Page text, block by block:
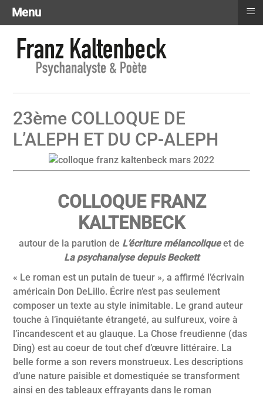
23ème COLLOQUE DE
L’ALEPH ET DU CP-ALEPH
COLLOQUE FRANZ
KALTENBECK
autour de la parution de L’écriture mélancoliqueet de
La psychanalyse depuis Beckett
« Le roman est un putain de tueur », a affirmé l’écrivain
américain Don DeLillo. Écrire n’est pas seulement
composer un texte au style inimitable. Le grand auteur
touche à l’inquiétante étrangeté, au sulfureux, voire à
l’incandescent et au glauque. La Chose freudienne (das
Ding) est au coeur de tout chef d’œuvre littéraire. La
belle forme a son revers monstrueux. Les descriptions
d’une nature paisible et domestiquée se transforment
ainsi en des tableaux effrayants dans le roman
Menu ≡